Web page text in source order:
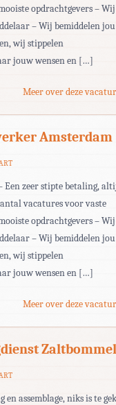
opdrachtgevers – Wij
– Wij bemiddelen jou
wij stippelen
jouw wensen en […]
Meer over deze
Amsterdam
Een zeer stipte betaling,
vacatures voor vaste
opdrachtgevers – Wij
– Wij bemiddelen jou
wij stippelen
jouw wensen en […]
Meer over deze
Zaltbommel
assemblage, niks is te